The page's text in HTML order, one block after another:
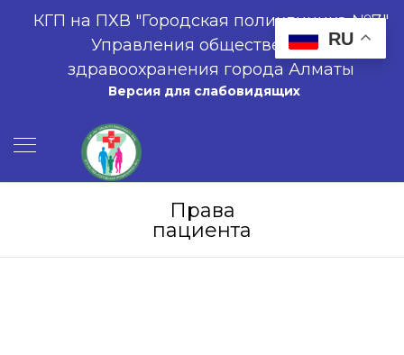
КГП на ПХВ "Городская поликлиника №7"
Управления общественного
здравоохранения города Алматы
Версия для слабовидящих
Права
пациента
RU